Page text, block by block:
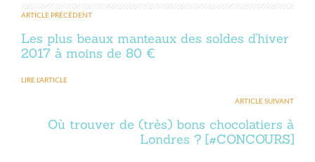
ARTICLE PRÉCÉDENT
Les plus beaux manteaux des soldes d’hiver
2017 à moins de 80 €
LIRE L'ARTICLE
ARTICLE SUIVANT
Où trouver de (très) bons chocolatiers à
Londres ? [#CONCOURS]